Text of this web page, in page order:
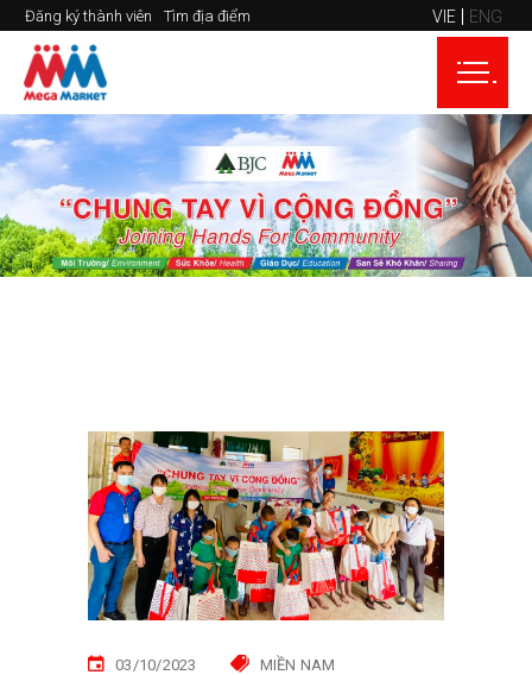
Đăng ký thành viên Tìm địa điểm VIE ENG
03/10/2023 MIỀN NAM